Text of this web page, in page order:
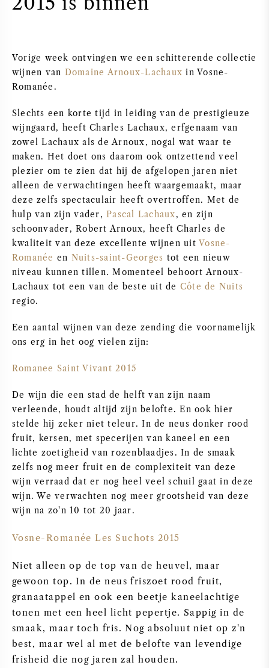
WIJN CADEAU
WIJN SALE
RODE WIJN
WITTE WIJN
MOUSSERENDE WIJN
ROSE WIJN
PORT
CABERNET SAUVIGNON
PINOT NOIR
CHARDONNAY
MERLOT
SYRAH / SHIRAZ
RIESLING
ALLE DRUIVENSOORTEN
PERRIER JOUET
MOËT & CHANDON
JACQUES SELOSSE
ALLE CHAMPAGNE MERKEN
Vorige week ontvingen we een schitterende collectie
wijnen van Domaine Arnoux-Lachaux in Vosne-
Romanée.
Slechts een korte tijd in leiding van de prestigieuze
wijngaard, heeft Charles Lachaux, erfgenaam van
zowel Lachaux als de Arnoux, nogal wat waar te
maken. Het doet ons daarom ook ontzettend veel
plezier om te zien dat hij de afgelopen jaren niet
alleen de verwachtingen heeft waargemaakt, maar
deze zelfs spectaculair heeft overtroffen. Met de
hulp van zijn vader,Pascal Lachaux, en zijn
schoonvader, Robert Arnoux, heeft Charles de
kwaliteit van deze excellente wijnen uitVosne-
Romanée en Nuits-saint-Georges tot een nieuw
niveau kunnen tillen. Momenteel behoort Arnoux-
Lachaux tot een van de beste uit de Côte de Nuits
regio.
Een aantal wijnen van deze zending die voornamelijk
ons erg in het oog vielen zijn:
Romanee Saint Vivant 2015
De wijn die een stad de helft van zijn naam
verleende, houdt altijd zijn belofte. En ook hier
stelde hij zeker niet teleur. In de neus donker rood
fruit, kersen, met specerijen van kaneel en een
lichte zoetigheid van rozenblaadjes. In de smaak
zelfs nog meer fruit en de complexiteit van deze
wijn verraad dat er nog heel veel schuil gaat in deze
wijn. We verwachten nog meer grootsheid van deze
wijn na zo'n 10 tot 20 jaar.
Vosne-Romanée Les Suchots 2015
Niet alleen op de top van de heuvel, maar
gewoon top. In de neus friszoet rood fruit,
granaatappel en ook een beetje kaneelachtige
tonen met een heel licht pepertje. Sappig in de
smaak, maar toch fris. Nog absoluut niet op z'n
best, maar wel al met de belofte van levendige
frisheid die nog jaren zal houden.